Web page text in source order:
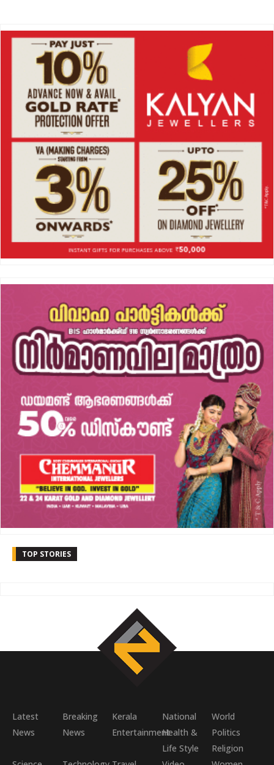
TOP STORIES
Latest
News
Breaking
News
Kerala National
World
EntertainmentHealth &
Life Style
Politics
Religion